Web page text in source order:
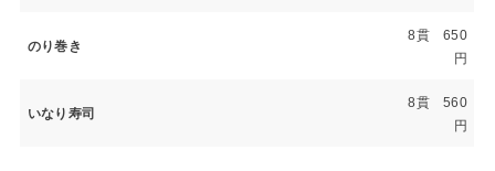
のり巻き
8貫 650
円
いなり寿司
8貫 560
円